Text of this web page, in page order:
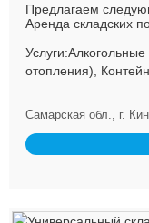
Предлагаем
Аренда складских
отопления),
Самарская обл., г.